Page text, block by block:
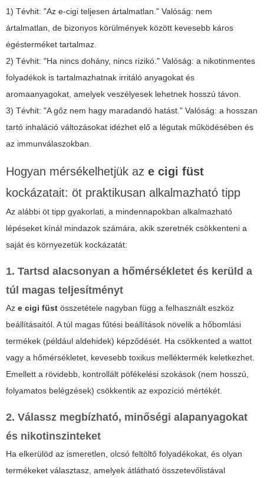
1) Tévhit: "Az e-cigi teljesen ártalmatlan." Valóság: nem
ártalmatlan, de bizonyos körülmények között kevesebb káros
égésterméket tartalmaz.
2) Tévhit: "Ha nincs dohány, nincs rizikó." Valóság: a nikotinmentes
folyadékok is tartalmazhatnak irritáló anyagokat és
aromaanyagokat, amelyek veszélyesek lehetnek hosszú távon.
3) Tévhit: "A gőz nem hagy maradandó hatást." Valóság: a hosszan
tartó inhaláció változásokat idézhet elő a légutak működésében és
az immunválaszokban.
Hogyan mérsékelhetjük az e cigi füst
kockázatait: öt praktikusan alkalmazható tipp
Az alábbi öt tipp gyakorlati, a mindennapokban alkalmazható
lépéseket kínál mindazok számára, akik szeretnék csökkenteni a
saját és környezetük kockázatát:
1. Tartsd alacsonyan a hőmérsékletet és kerüld a
túl magas teljesítményt
Az e cigi füst összetétele nagyban függ a felhasznált eszköz
beállításaitól. A túl magas fűtési beállítások növelik a hőbomlási
termékek (például aldehidek) képződését. Ha csökkented a wattot
vagy a hőmérsékletet, kevesebb toxikus melléktermék keletkezhet.
Emellett a rövidebb, kontrollált pöfékelési szokások (nem hosszú,
folyamatos belégzések) csökkentik az expozíció mértékét.
2. Válassz megbízható, minőségi alapanyagokat
és nikotinszinteket
Ha elkerülöd az ismeretlen, olcsó feltöltő folyadékokat, és olyan
termékeket választasz, amelyek átlátható összetevőlistával